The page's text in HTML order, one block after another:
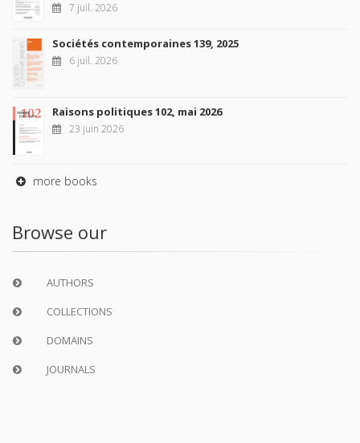
7 juil. 2026
Sociétés contemporaines 139, 2025
6 juil. 2026
Raisons politiques 102, mai 2026
23 juin 2026
more books
Browse our
AUTHORS
COLLECTIONS
DOMAINS
JOURNALS